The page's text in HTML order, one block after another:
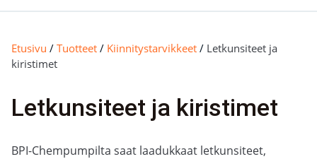
Etusivu / Tuotteet / Kiinnitystarvikkeet / Letkunsiteet ja
kiristimet
Letkunsiteet ja kiristimet
BPI-Chempumpilta saat laadukkaat letkunsiteet,